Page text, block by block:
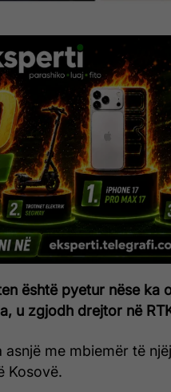
është pyetur nëse ka
u zgjodh drejtor në
me mbiemër të
Kosovë.